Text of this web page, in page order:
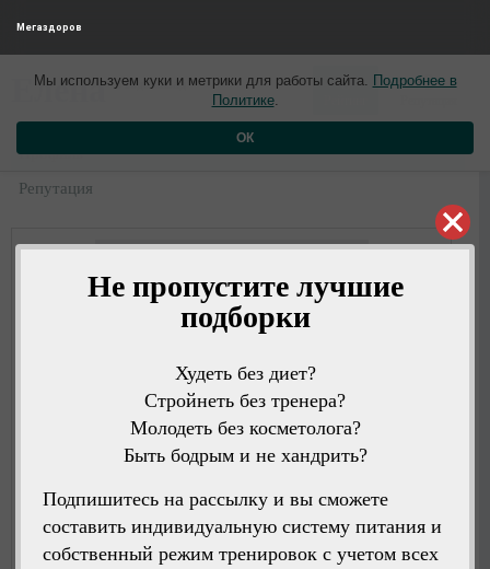
Не пропустите лучшие
подборки
Худеть без диет?
Стройнеть без тренера?
Молодеть без косметолога?
Быть бодрым и не хандрить?
Подпишитесь на рассылку и вы сможете
составить индивидуальную систему питания и
собственный режим тренировок с учетом всех
Мегаздоров
Мы используем куки и метрики для работы сайта. Подробнее в
Политике.
ОК
Елена3 года назад 0
0
Профиль
Репутация
Написать сообщение